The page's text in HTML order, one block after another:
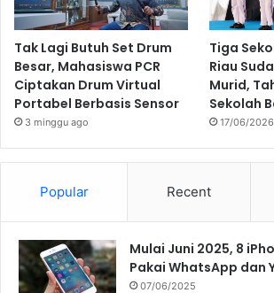
Tak Lagi Butuh Set Drum
Besar, Mahasiswa PCR
Ciptakan Drum Virtual
Portabel Berbasis Sensor
3 minggu ago
Tiga
Riau
Murid,
Sekolah
17/06/2026
Popular Recent
Mulai Juni 2025, 8
Pakai WhatsApp dan
07/06/2025